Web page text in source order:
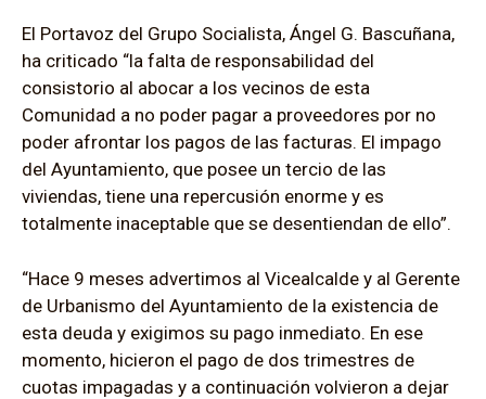
El Portavoz del Grupo Socialista, Ángel G. Bascuñana,
ha criticado “la falta de responsabilidad del
consistorio al abocar a los vecinos de esta
Comunidad a no poder pagar a proveedores por no
poder afrontar los pagos de las facturas. El impago
del Ayuntamiento, que posee un tercio de las
viviendas, tiene una repercusión enorme y es
totalmente inaceptable que se desentiendan de ello”.
“Hace 9 meses advertimos al Vicealcalde y al Gerente
de Urbanismo del Ayuntamiento de la existencia de
esta deuda y exigimos su pago inmediato. En ese
momento, hicieron el pago de dos trimestres de
cuotas impagadas y a continuación volvieron a dejar